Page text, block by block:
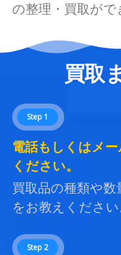
の整理・買取がで
買取
Step 1
電話もしくはメ
ください。
買取品の種類や
をお教えください
Step 2